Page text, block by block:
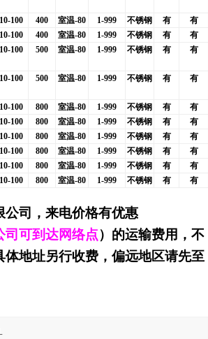
10-100 400 室温-80 1-999 不锈钢 有
有
10-100 400 室温-80 1-999 不锈钢 有
有
10-100 500 室温-80 1-999 不锈钢 有 有
10-100 500 室温-80 1-999 不锈钢 有 有
10-100 800 室温-80 1-999 不锈钢 有
有
10-100 800 室温-80 1-999 不锈钢 有
有
10-100 800 室温-80 1-999 不锈钢 有
有
10-100 800 室温-80 1-999 不锈钢 有
有
10-100 800 室温-80 1-999 不锈钢 有
有
10-100 800 室温-80 1-999 不锈钢 有 有
公司 ，来电价格有优惠
司可到达网络点）的运输费用，不
地址另行收费，偏远地区请先至